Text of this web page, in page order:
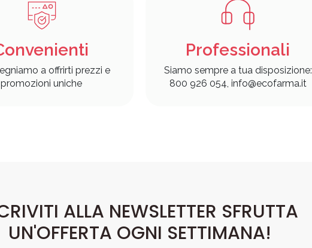
a offrirti prezzi e
promozioni uniche
Professionali
Siamo sempre a tua disposizione:
800 926 054, info@ecofarma.it
ALLA NEWSLETTER SFRUTTA
UN'OFFERTA OGNI SETTIMANA!